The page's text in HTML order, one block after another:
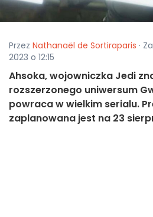
Przez Nathanaël de Sortiraparis ·
2023 o 12:15
Ahsoka, wojowniczka Jedi
rozszerzonego uniwersum
powraca w wielkim serialu.
zaplanowana jest na 23